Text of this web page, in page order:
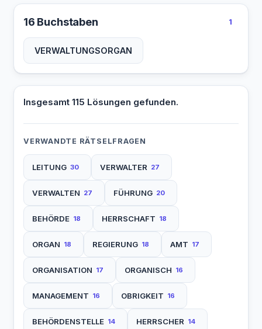
16 Buchstaben 1
VERWALTUNGSORGAN
Insgesamt 115 Lösungen gefunden.
VERWANDTE RÄTSELFRAGEN
LEITUNG 30 VERWALTER 27
VERWALTEN 27 FÜHRUNG 20
BEHÖRDE 18 HERRSCHAFT 18
ORGAN 18 REGIERUNG 18 AMT 17
ORGANISATION 17 ORGANISCH 16
MANAGEMENT 16 OBRIGKEIT 16
BEHÖRDENSTELLE 14 HERRSCHER 14